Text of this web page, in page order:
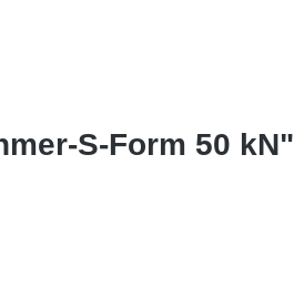
S-Form 50 kN"